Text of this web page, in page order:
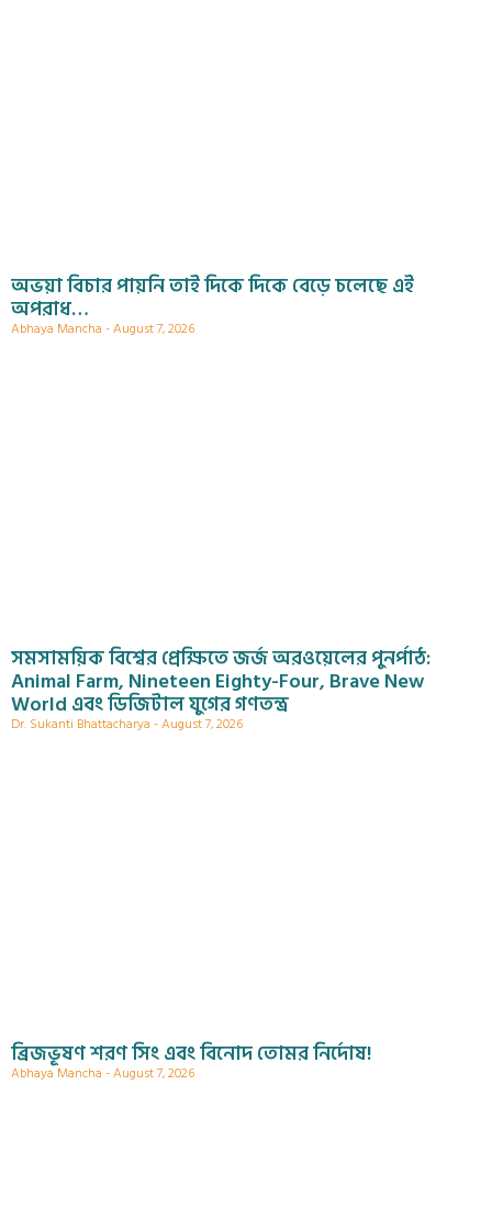
অভয়া বিচার পায়নি তাই দিকে দিকে বেড়ে চলেছে এই
অপরাধ…
Abhaya Mancha August 7, 2026
সমসাময়িক বিশ্বের প্রেক্ষিতে জর্জ অরওয়েলের পুনর্পাঠ:
Animal Farm, Nineteen Eighty-Four, Brave New
World এবং ডিজিটাল যুগের গণতন্ত্র
Dr. Sukanti Bhattacharya August 7, 2026
ব্রিজভূষণ শরণ সিং এবং বিনোদ তোমর নির্দোষ!
Abhaya Mancha August 7, 2026